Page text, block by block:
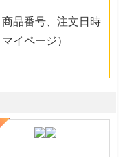
品番号、注文日時
イページ）